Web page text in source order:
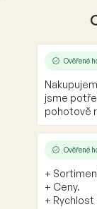
Ověřené
jsme
pohotově
Ověřené
+
+ Ceny.
+